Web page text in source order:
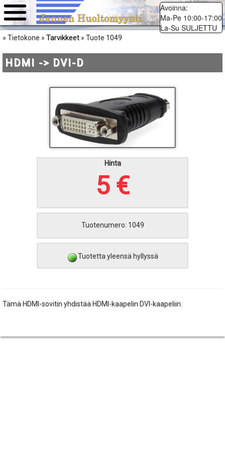
Avoinna:
Ma-Pe 10:00-17:00
La-Su SULJETTU
» Tietokone »Tarvikkeet » Tuote 1049
HDMI -> DVI-D
Hinta
5 €
Tuotenumero: 1049
Tuotetta yleensä hyllyssä
Tämä HDMI-sovitin yhdistää HDMI-kaapelin DVI-kaapeliin.